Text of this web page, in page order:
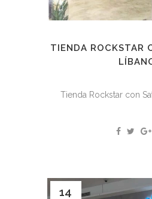
TIENDA ROCKSTAR
Tienda Rockstar con
14